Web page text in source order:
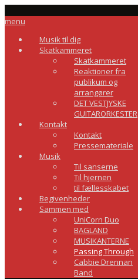
menu
Musik til dig
Skatkammeret
Skatkammeret
Reaktioner fra
publikum og
arrangører
DET VESTJYSKE
GUITARORKESTER
Kontakt
Kontakt
Pressemateriale
Musik
Til sanserne
Til hjernen
til fællesskabet
Begivenheder
Sammen med
UniCorn Duo
BAGLAND
MUSIKANTERNE
Passing Through
Cabbie Drennan
Band